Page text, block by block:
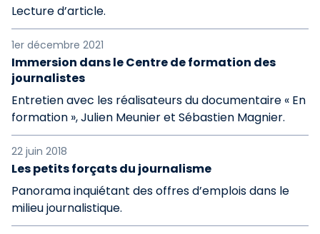
Lecture d’article.
1er décembre 2021
Immersion dans le Centre de formation des
journalistes
Entretien avec les réalisateurs du documentaire « En
formation », Julien Meunier et Sébastien Magnier.
22 juin 2018
Les petits forçats du journalisme
Panorama inquiétant des offres d’emplois dans le
milieu journalistique.